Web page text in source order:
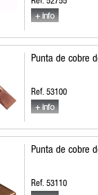
Punta de cobre
Ref. 53100
Punta de cobre
Ref. 53110